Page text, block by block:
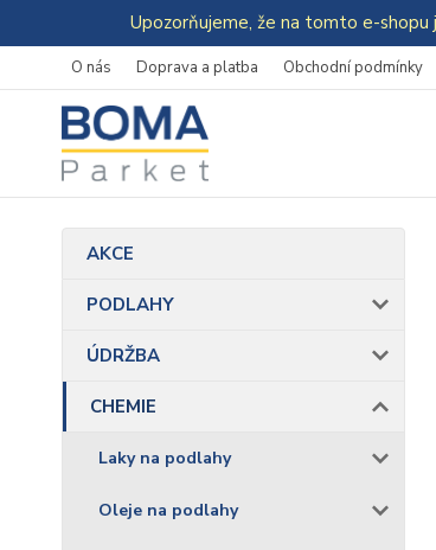
Upozorňujeme, že na tomto e-
O nás Doprava a platba Obchodní podmínky
AKCE
PODLAHY
ÚDRŽBA
CHEMIE
Laky na podlahy
Oleje na podlahy